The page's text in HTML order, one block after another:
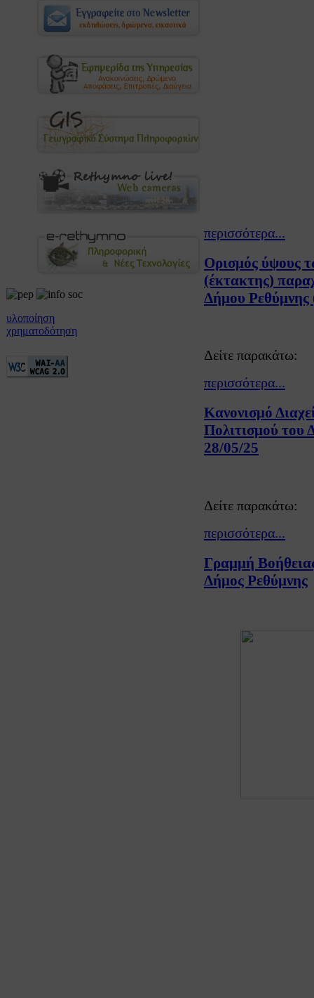
υλοποίηση
χρηματοδότηση
περισσότερα...
Ορισμός ύψους
(έκτακτης)
Δήμου
Δείτε παρακάτω:
περισσότερα...
Κανονισμό
Πολιτισμού του
28/05/25
Δείτε παρακάτω:
περισσότερα...
Γραμμή
Δήμος Ρεθύμνης